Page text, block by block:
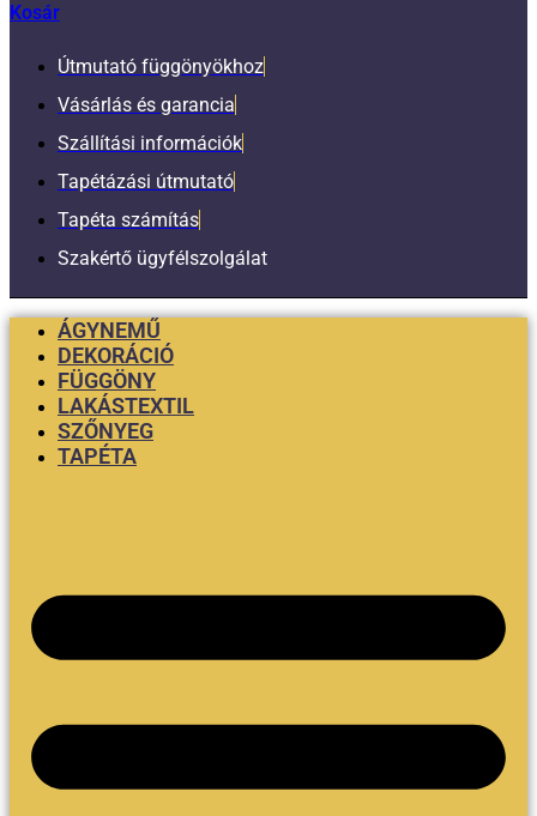
Kosár
Útmutató függönyökhoz
Vásárlás és garancia
Szállítási információk
Tapétázási útmutató
Tapéta számítás
Szakértő ügyfélszolgálat
ÁGYNEMŰ
DEKORÁCIÓ
FÜGGÖNY
LAKÁSTEXTIL
SZŐNYEG
TAPÉTA